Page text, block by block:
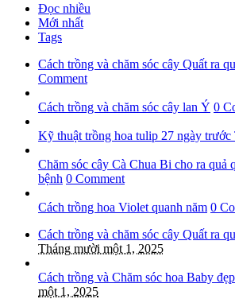
Đọc nhiều
Mới nhất
Tags
Cách trồng và chăm sóc cây Quất ra
Comment
Cách trồng và chăm sóc cây lan Ý 0
Kỹ thuật trồng hoa tulip 27 ngày trước
Chăm sóc cây Cà Chua Bi cho ra quả
bệnh 0 Comment
Cách trồng hoa Violet quanh năm 0
Cách trồng và chăm sóc cây Quất ra
Tháng mười một 1, 2025
Cách trồng và Chăm sóc hoa Baby
một 1, 2025